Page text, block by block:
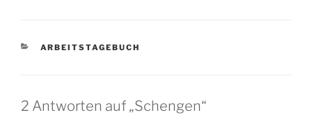
KATEGORIEN
ARBEITSTAGEBUCH
2 Antworten auf „Schengen“